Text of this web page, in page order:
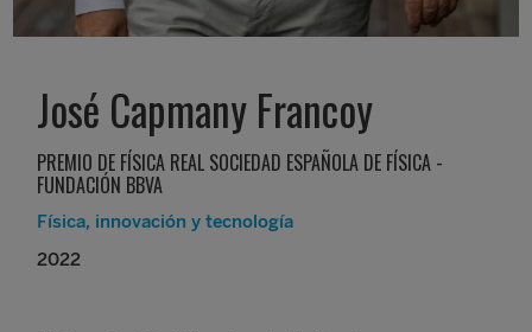
José Capmany Francoy
PREMIO DE FÍSICA REAL SOCIEDAD ESPAÑOLA DE FÍSICA -
FUNDACIÓN BBVA
Física, innovación y tecnología
2022